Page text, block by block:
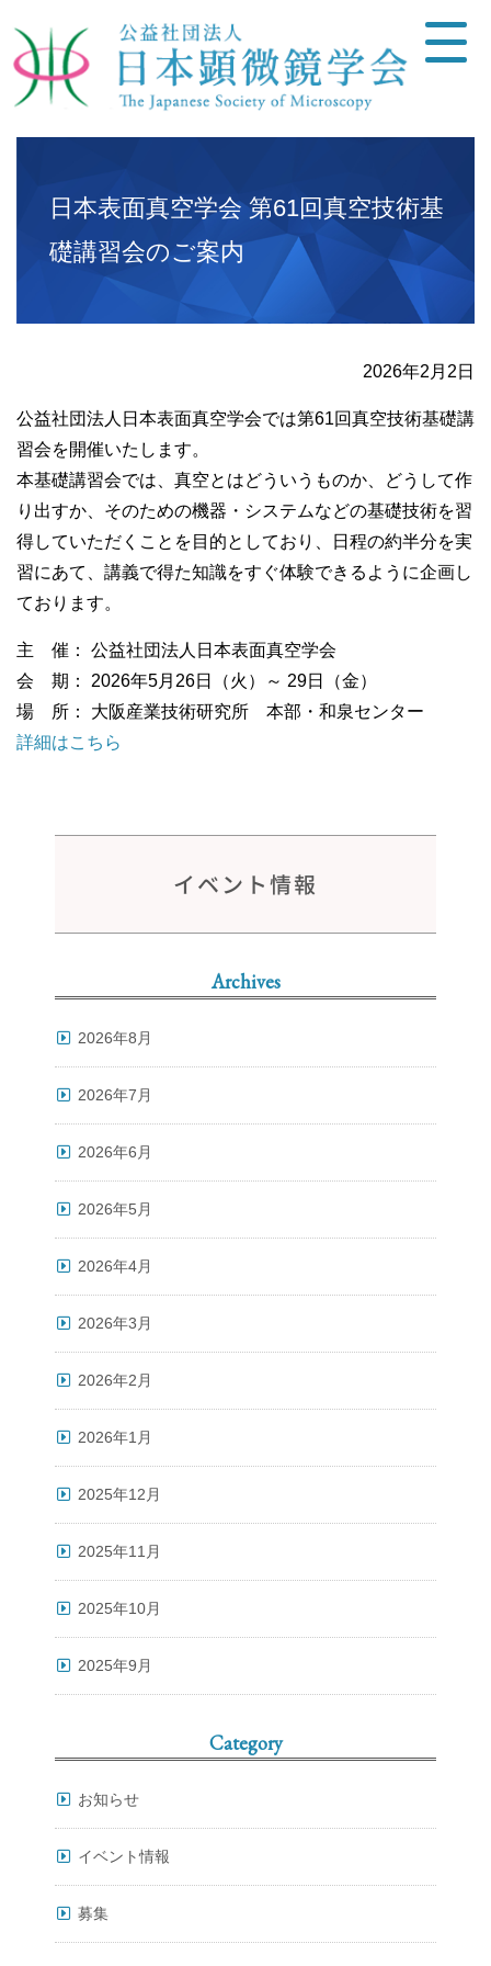
日本表面真空学会 第61回真空技術基
礎講習会のご案内
2026年2月2日
公益社団法人日本表面真空学会では第61回真空技術基礎講
習会を開催いたします。
本基礎講習会では、真空とはどういうものか、どうして作
り出すか、そのための機器・システムなどの基礎技術を習
得していただくことを目的としており、日程の約半分を実
習にあて、講義で得た知識をすぐ体験できるように企画し
ております。
主 催： 公益社団法人日本表面真空学会
会 期： 2026年5月26日（火）～ 29日（金）
場 所： 大阪産業技術研究所 本部・和泉センター
詳細はこちら
イベント情報
Archives
2026年8月
2026年7月
2026年6月
2026年5月
2026年4月
2026年3月
2026年2月
2026年1月
2025年12月
2025年11月
2025年10月
2025年9月
Category
お知らせ
イベント情報
募集